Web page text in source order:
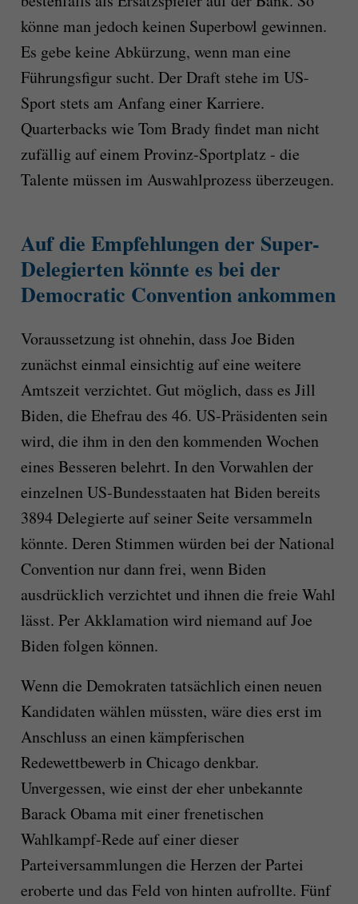
könne man jedoch keinen Superbowl gewinnen.
Es gebe keine Abkürzung, wenn man eine
Führungsfigur sucht. Der Draft stehe im US-
Sport stets am Anfang einer Karriere.
Quarterbacks wie Tom Brady findet man nicht
zufällig auf einem Provinz-Sportplatz - die
Talente müssen im Auswahlprozess überzeugen.
Auf die Empfehlungen der Super-
Delegierten könnte es bei der
Democratic Convention ankommen
Voraussetzung ist ohnehin, dass Joe Biden
zunächst einmal einsichtig auf eine weitere
Amtszeit verzichtet. Gut möglich, dass es Jill
Biden, die Ehefrau des 46. US-Präsidenten sein
wird, die ihm in den den kommenden Wochen
eines Besseren belehrt. In den Vorwahlen der
einzelnen US-Bundesstaaten hat Biden bereits
3894 Delegierte auf seiner Seite versammeln
könnte. Deren Stimmen würden bei der National
Convention nur dann frei, wenn Biden
ausdrücklich verzichtet und ihnen die freie Wahl
lässt. Per Akklamation wird niemand auf Joe
Biden folgen können.
Wenn die Demokraten tatsächlich einen neuen
Kandidaten wählen müssten, wäre dies erst im
Anschluss an einen kämpferischen
Redewettbewerb in Chicago denkbar.
Unvergessen, wie einst der eher unbekannte
Barack Obama mit einer frenetischen
Wahlkampf-Rede auf einer dieser
Parteiversammlungen die Herzen der Partei
eroberte und das Feld von hinten aufrollte. Fünf